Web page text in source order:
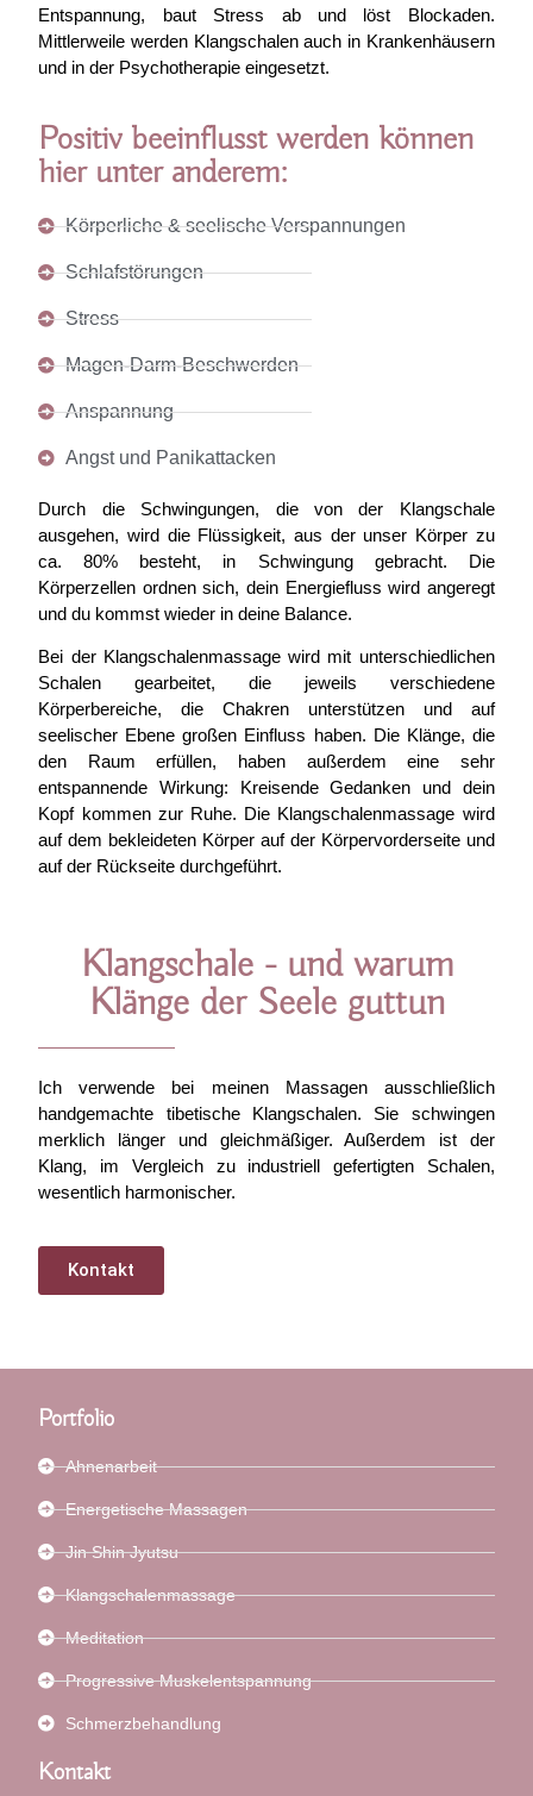
Entspannung, baut Stress ab und löst Blockaden.
Mittlerweile werden Klangschalen auch in Krankenhäusern
und in der Psychotherapie eingesetzt.
Positiv beeinflusst werden können
hier unter anderem:
Körperliche & seelische Verspannungen
Schlafstörungen
Stress
Magen-Darm-Beschwerden
Anspannung
Angst und Panikattacken
Durch die Schwingungen, die von der Klangschale
ausgehen, wird die Flüssigkeit, aus der unser Körper zu
ca. 80% besteht, in Schwingung gebracht. Die
Körperzellen ordnen sich, dein Energiefluss wird angeregt
und du kommst wieder in deine Balance.
Bei der Klangschalenmassage wird mit unterschiedlichen
Schalen gearbeitet, die jeweils verschiedene
Körperbereiche, die Chakren unterstützen und auf
seelischer Ebene großen Einfluss haben. Die Klänge, die
den Raum erfüllen, haben außerdem eine sehr
entspannende Wirkung: Kreisende Gedanken und dein
Kopf kommen zur Ruhe. Die Klangschalenmassage wird
auf dem bekleideten Körper auf der Körpervorderseite und
auf der Rückseite durchgeführt.
Klangschale - und warum
Klänge der Seele guttun
Ich verwende bei meinen Massagen ausschließlich
handgemachte tibetische Klangschalen. Sie schwingen
merklich länger und gleichmäßiger. Außerdem ist der
Klang, im Vergleich zu industriell gefertigten Schalen,
wesentlich harmonischer.
Kontakt
Portfolio
Ahnenarbeit
Energetische Massagen
Jin Shin Jyutsu
Klangschalenmassage
Meditation
Progressive Muskelentspannung
Schmerzbehandlung
Kontakt